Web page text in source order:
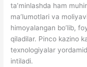
ta’minlashda ham
ma’lumotlari va
himoyalangan bo’lib,
qiladilar. Pinco kazino
texnologiyalar
intiladi.